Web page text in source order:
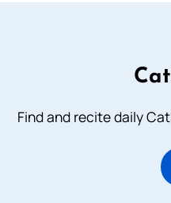
Find and recite daily